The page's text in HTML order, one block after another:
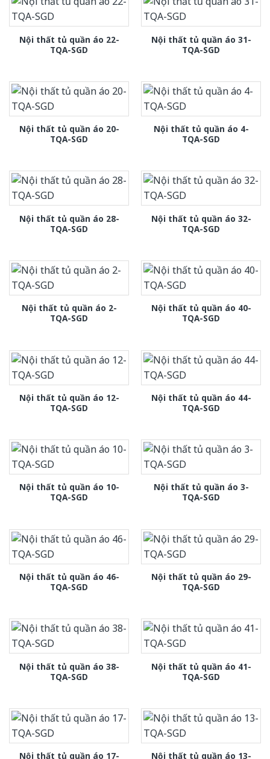
Nội thất tủ quần áo 22-
TQA-SGD
Nội thất tủ quần áo 31-
TQA-SGD
Nội thất tủ quần áo 20-
TQA-SGD
Nội thất tủ quần áo 4-
TQA-SGD
Nội thất tủ quần áo 28-
TQA-SGD
Nội thất tủ quần áo 32-
TQA-SGD
Nội thất tủ quần áo 2-
TQA-SGD
Nội thất tủ quần áo 40-
TQA-SGD
Nội thất tủ quần áo 12-
TQA-SGD
Nội thất tủ quần áo 44-
TQA-SGD
Nội thất tủ quần áo 10-
TQA-SGD
Nội thất tủ quần áo 3-
TQA-SGD
Nội thất tủ quần áo 46-
TQA-SGD
Nội thất tủ quần áo 29-
TQA-SGD
Nội thất tủ quần áo 38-
TQA-SGD
Nội thất tủ quần áo 41-
TQA-SGD
Nội thất tủ quần áo 17-
Nội thất tủ quần áo 13-